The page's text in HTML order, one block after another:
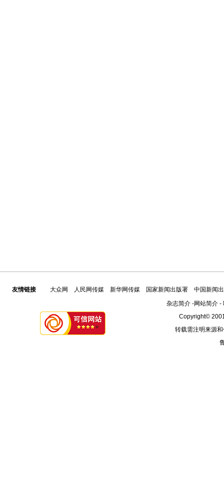
友情链接 大众网 人民网传媒 新华网传媒 国家新闻出版署
中国新闻
杂志简介-网站简介-
Copyright©
转载需注明来源